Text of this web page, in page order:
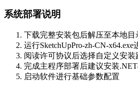
系统部署说明
下载完整安装包后解压至本地目
运行SketchUpPro-zh-CN-
阅读许可协议后选择自定义安装
完成主程序部署后建议安装
启动软件进行基础参数配置